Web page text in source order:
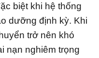
biệt khi hệ thống
dưỡng định kỳ. Khi
trở nên khó
nạn nghiêm trọng